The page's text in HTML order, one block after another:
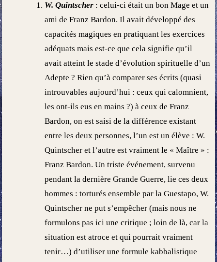
W. Quintscher: celui-ci était un bon Mage et un
ami de Franz Bardon. Il avait développé des
capacités magiques en pratiquant les exercices
adéquats mais est-ce que cela signifie qu’il
avait atteint le stade d’évolution spirituelle d’un
Adepte ? Rien qu’à comparer ses écrits (quasi
introuvables aujourd’hui : ceux qui calomnient,
les ont-ils eus en mains ?) à ceux de Franz
Bardon, on est saisi de la différence existant
entre les deux personnes, l’un est un élève : W.
Quintscher et l’autre est vraiment le « Maître » :
Franz Bardon. Un triste événement, survenu
pendant la dernière Grande Guerre, lie ces deux
hommes : torturés ensemble par la Guestapo, W.
Quintscher ne put s’empêcher (mais nous ne
formulons pas ici une critique ; loin de là, car la
situation est atroce et qui pourrait vraiment
tenir…) d’utiliser une formule kabbalistique